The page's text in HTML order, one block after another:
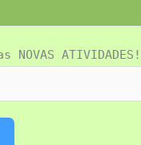
ATIVIDADES!